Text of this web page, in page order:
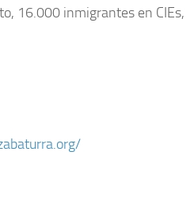
16.000 inmigrantes en CIEs,